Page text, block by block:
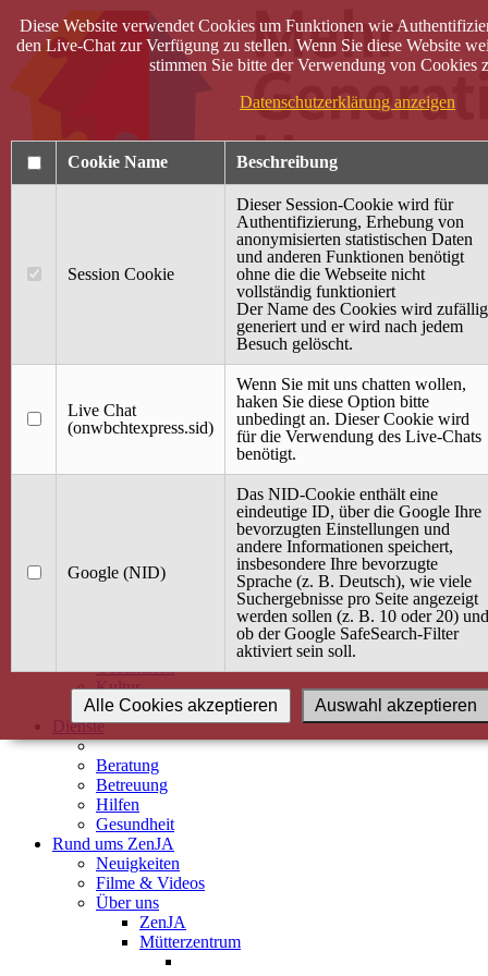
40 Jahre Mütterzentrum
Terminkalender
Gemeinsam aktiv
Gemeinsam unterwegs
wirFAIRändern
Angebot / Kurs suchen
Babybauch & Elternschaft
Gesundheit
Kultur
Alle Kurse
Dienste
Beratung
Betreuung
Hilfen
Gesundheit
Rund ums ZenJA
Neuigkeiten
Filme & Videos
Über uns
ZenJA
Mütterzentrum
Diese Website verwendet Cookies um Funktionen wie
den Live-Chat zur Verfügung zu stellen. Wenn Sie diese Website
stimmen Sie bitte der Verwendung von Cookies
Datenschutzerklärung anzeigen
Cookie Name Beschreibung
Session Cookie
Dieser Session-Cookie wird für
Authentifizierung, Erhebung von
anonymisierten statistischen Daten
und anderen Funktionen benötigt
ohne die die Webseite nicht
vollständig funktioniert
Der Name des Cookies wird zufällig
generiert und er wird nach jedem
Besuch gelöscht.
Live Chat
(onwbchtexpress.sid)
Wenn Sie mit uns chatten wollen,
haken Sie diese Option bitte
unbedingt an. Dieser Cookie wird
für die Verwendung des Live-Chats
benötigt.
Google (NID)
Das NID-Cookie enthält eine
eindeutige ID, über die Google Ihre
bevorzugten Einstellungen und
andere Informationen speichert,
insbesondere Ihre bevorzugte
Sprache (z. B. Deutsch), wie viele
Suchergebnisse pro Seite angezeigt
werden sollen (z. B. 10 oder 20) und
ob der Google SafeSearch-Filter
aktiviert sein soll.
Auswahl akzeptieren
Alle Cookies akzeptieren